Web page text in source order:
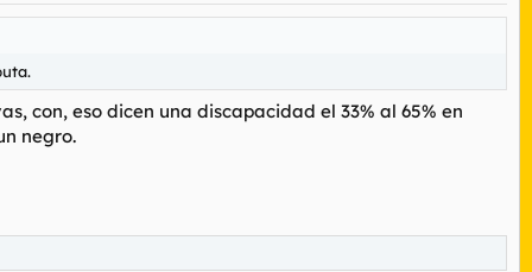
con, eso dicen una discapacidad el 33% al 65% en
negro.